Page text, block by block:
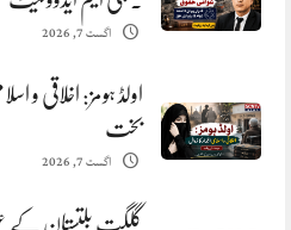
اگست 7, 2026
اولڈ ہومز: اخلاقی و
بخت
اگست 7, 2026
گلگت بلتستان کے